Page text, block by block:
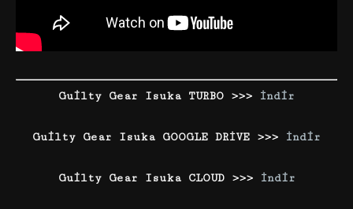
Guilty Gear Isuka TURBO >>> İndir
Guilty Gear Isuka GOOGLE DRİVE >>> İndir
Guilty Gear Isuka CLOUD >>>İndir